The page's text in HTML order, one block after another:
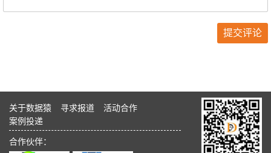
关于数据猿 寻求报道
活动合作
案例投递
合作伙伴：